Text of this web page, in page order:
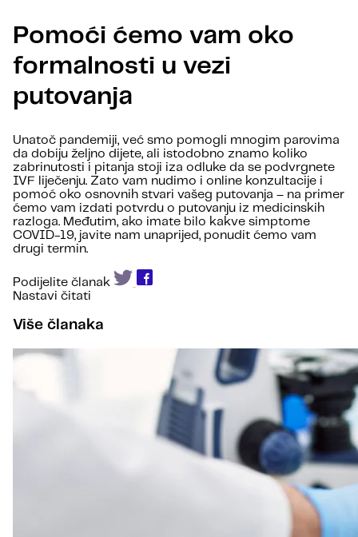
Pomoći ćemo vam oko
formalnosti u vezi
putovanja
Unatoč pandemiji, već smo pomogli mnogim parovima
da dobiju željno dijete, ali istodobno znamo koliko
zabrinutosti i pitanja stoji iza odluke da se podvrgnete
IVF liječenju. Zato vam nudimo i online konzultacije i
pomoć oko osnovnih stvari vašeg putovanja – na primer
ćemo vam izdati potvrdu o putovanju iz medicinskih
razloga. Međutim, ako imate bilo kakve simptome
COVID-19, javite nam unaprijed, ponudit ćemo vam
drugi termin.
Podijelite članak
Nastavi čitati
Više članaka